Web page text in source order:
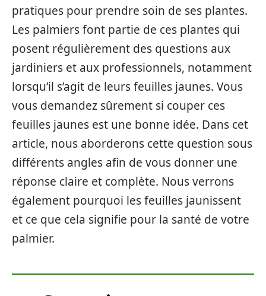
pratiques pour prendre soin de ses plantes.
Les palmiers font partie de ces plantes qui
posent régulièrement des questions aux
jardiniers et aux professionnels, notamment
lorsqu’il s’agit de leurs feuilles jaunes. Vous
vous demandez sûrement si couper ces
feuilles jaunes est une bonne idée. Dans cet
article, nous aborderons cette question sous
différents angles afin de vous donner une
réponse claire et complète. Nous verrons
également pourquoi les feuilles jaunissent
et ce que cela signifie pour la santé de votre
palmier.